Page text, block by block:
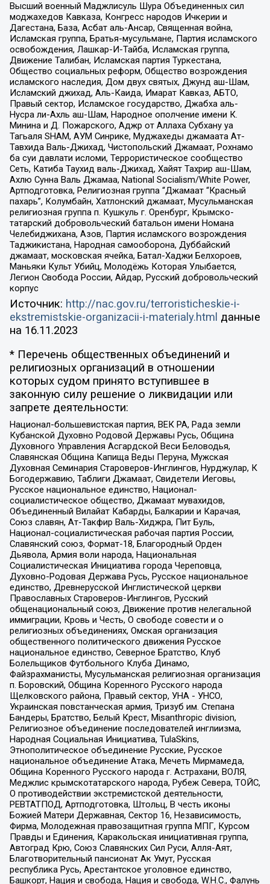
Высший военный Маджлисуль Шура Объединенных сил
моджахедов Кавказа, Конгресс народов Ичкерии и
Дагестана, База, Асбат аль-Ансар, Священная война,
Исламская группа, Братья-мусульмане, Партия исламского
освобождения, Лашкар-И-Тайба, Исламская группа,
Движение Талибан, Исламская партия Туркестана,
Общество социальных реформ, Общество возрождения
исламского наследия, Дом двух святых, Джунд аш-Шам,
Исламский джихад, Аль-Каида, Имарат Кавказ, АБТО,
Правый сектор, Исламское государство, Джабха аль-
Нусра ли-Ахль аш-Шам, Народное ополчение имени К.
Минина и Д. Пожарского, Аджр от Аллаха Субхану уа
Тагьаля SHAM, АУМ Синрике, Муджахеды джамаата Ат-
Тавхида Валь-Джихад, Чистопольский Джамаат, Рохнамо
ба суи давлати исломи, Террористическое сообщество
Сеть, Катиба Таухид валь-Джихад, Хайят Тахрир аш-Шам,
Ахлю Сунна Валь Джамаа, National Socialism/White Power,
Артподготовка, Религиозная группа “Джамаат “Красный
пахарь”, Колумбайн, Хатлонский джамаат, Мусульманская
религиозная группа п. Кушкуль г. Оренбург, Крымско-
татарский добровольческий батальон имени Номана
Челебиджихана, Азов, Партия исламского возрождения
Таджикистана, Народная самооборона, Дуббайский
джамаат, московская ячейка, Батал-Хаджи Белхороев,
Маньяки Культ Убийц, Молодёжь Которая Улыбается,
Легион Свобода России, Айдар, Русский добровольческий
корпус
Источник: http://nac.gov.ru/terroristicheskie-i-
ekstremistskie-organizacii-i-materialy.html данные
на 16.11.2023
* Перечень общественных объединений и
религиозных организаций в отношении
которых судом принято вступившее в
законную силу решение о ликвидации или
запрете деятельности:
Национал-большевистская партия, ВЕК РА, Рада земли
Кубанской Духовно Родовой Державы Русь, Община
Духовного Управления Асгардской Веси Беловодья,
Славянская Община Капища Веды Перуна, Мужская
Духовная Семинария Староверов-Инглингов, Нурджулар, К
Богодержавию, Таблиги Джамаат, Свидетели Иеговы,
Русское национальное единство, Национал-
социалистическое общество, Джамаат мувахидов,
Объединенный Вилайат Кабарды, Балкарии и Карачая,
Союз славян, Ат-Такфир Валь-Хиджра, Пит Буль,
Национал-социалистическая рабочая партия России,
Славянский союз, Формат-18, Благородный Орден
Дьявола, Армия воли народа, Национальная
Социалистическая Инициатива города Череповца,
Духовно-Родовая Держава Русь, Русское национальное
единство, Древнерусской Инглистической церкви
Православных Староверов-Инглингов, Русский
общенациональный союз, Движение против нелегальной
иммиграции, Кровь и Честь, О свободе совести и о
религиозных объединениях, Омская организация
общественного политического движения Русское
национальное единство, Северное Братство, Клуб
Болельщиков Футбольного Клуба Динамо,
Файзрахманисты, Мусульманская религиозная организация
п. Боровский, Община Коренного Русского народа
Щелковского района, Правый сектор, УНА - УНСО,
Украинская повстанческая армия, Тризуб им. Степана
Бандеры, Братство, Белый Крест, Misanthropic division,
Религиозное объединение последователей инглиизма,
Народная Социальная Инициатива, TulaSkins,
Этнополитическое объединение Русские, Русское
национальное объединение Атака, Мечеть Мирмамеда,
Община Коренного Русского народа г. Астрахани, ВОЛЯ,
Меджлис крымскотатарского народа, Рубеж Севера, ТОЙС,
О противодействии экстремистской деятельности,
РЕВТАТПОД, Артподготовка, Штольц, В честь иконы
Божией Матери Державная, Сектор 16, Независимость,
Фирма, Молодежная правозащитная группа МПГ, Курсом
Правды и Единения, Каракольская инициативная группа,
Автоград Крю, Союз Славянских Сил Руси, Алля-Аят,
Благотворительный пансионат Ак Умут, Русская
республика Русь, Арестантское уголовное единство,
Башкорт, Нация и свобода, Нация и свобода, W.H.С., Фалунь